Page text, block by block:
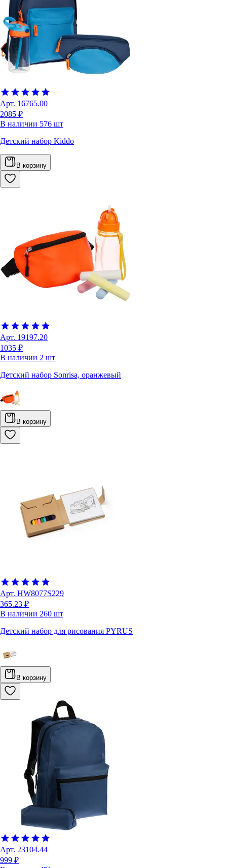
Арт. 16765.00
2085 ₽
В наличии 576 шт
Детский набор Kiddo
В корзину
Арт. 19197.20
1035 ₽
В наличии 2 шт
Детский набор Sonrisa, оранжевый
В корзину
Арт. HW8077S229
365.23 ₽
В наличии 260 шт
Детский набор для рисования PYRUS
В корзину
Арт. 23104.44
999 ₽